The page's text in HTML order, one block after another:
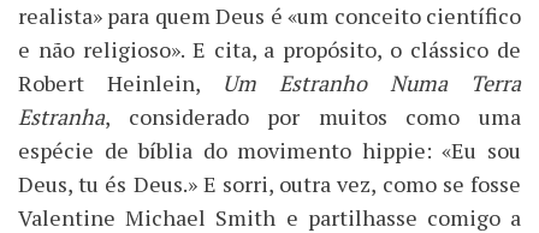
realista» para quem Deus é «um conceito científico
e não religioso». E cita, a propósito, o clássico de
Robert Heinlein, Um Estranho Numa Terra
Estranha, considerado por muitos como uma
espécie de bíblia do movimento hippie: «Eu sou
Deus, tu és Deus.» E sorri, outra vez, como se fosse
Valentine Michael Smith e partilhasse comigo a